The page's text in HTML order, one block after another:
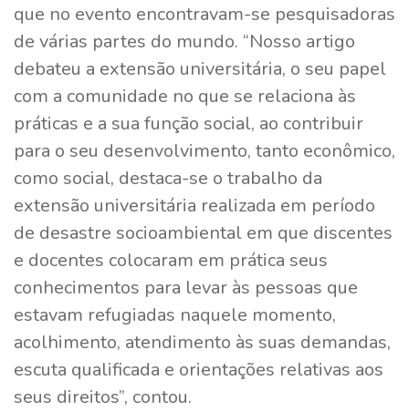
que no evento encontravam-se pesquisadoras
de várias partes do mundo. “Nosso artigo
debateu a extensão universitária, o seu papel
com a comunidade no que se relaciona às
práticas e a sua função social, ao contribuir
para o seu desenvolvimento, tanto econômico,
como social, destaca-se o trabalho da
extensão universitária realizada em período
de desastre socioambiental em que discentes
e docentes colocaram em prática seus
conhecimentos para levar às pessoas que
estavam refugiadas naquele momento,
acolhimento, atendimento às suas demandas,
escuta qualificada e orientações relativas aos
seus direitos”, contou.